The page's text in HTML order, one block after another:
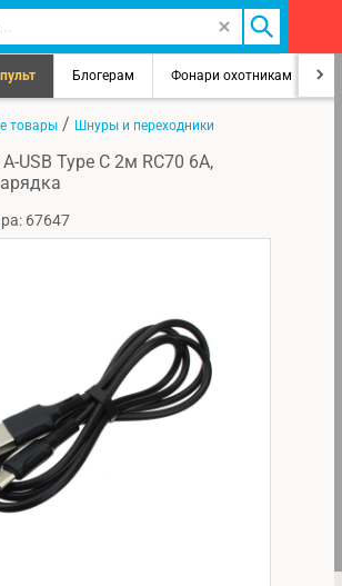
Блогерам Фонари охотникам
товары / Шнуры и переходники
USB Type C 2м RC70 6A,
67647